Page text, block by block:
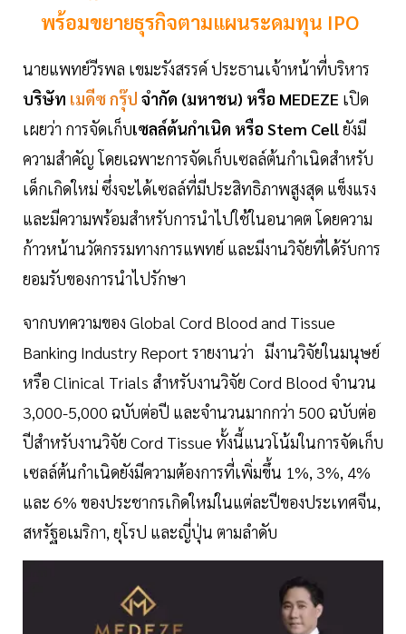
พร้อมขยายธุรกิจตามแผนระดมทุน IPO
นายแพทย์วีรพล เขมะรังสรรค์ ประธานเจ้าหน้าที่บริหาร
บริษัท เมดีซ กรุ๊ป จำกัด (มหาชน) หรือ MEDEZE เปิด
เผยว่า การจัดเก็บเซลล์ต้นกำเนิด หรือ Stem Cellยังมี
ความสำคัญ โดยเฉพาะการจัดเก็บเซลล์ต้นกำเนิดสำหรับ
เด็กเกิดใหม่ ซึ่งจะได้เซลล์ที่มีประสิทธิภาพสูงสุด แข็งแรง
และมีความพร้อมสำหรับการนำไปใช้ในอนาคต โดยความ
ก้าวหน้านวัตกรรมทางการแพทย์ และมีงานวิจัยที่ได้รับการ
ยอมรับของการนำไปรักษา
จากบทความของ Global Cord Blood and Tissue
Banking Industry Report รายงานว่า มีงานวิจัยในมนุษย์
หรือ Clinical Trials สำหรับงานวิจัย Cord Blood จำนวน
3,000-5,000 ฉบับต่อปี และจำนวนมากกว่า 500 ฉบับต่อ
ปีสำหรับงานวิจัย Cord Tissue ทั้งนี้แนวโน้มในการจัดเก็บ
เซลล์ต้นกำเนิดยังมีความต้องการที่เพิ่มขึ้น 1%, 3%, 4%
และ 6% ของประชากรเกิดใหม่ในแต่ละปีของประเทศจีน,
สหรัฐอเมริกา, ยุโรป และญี่ปุ่น ตามลำดับ